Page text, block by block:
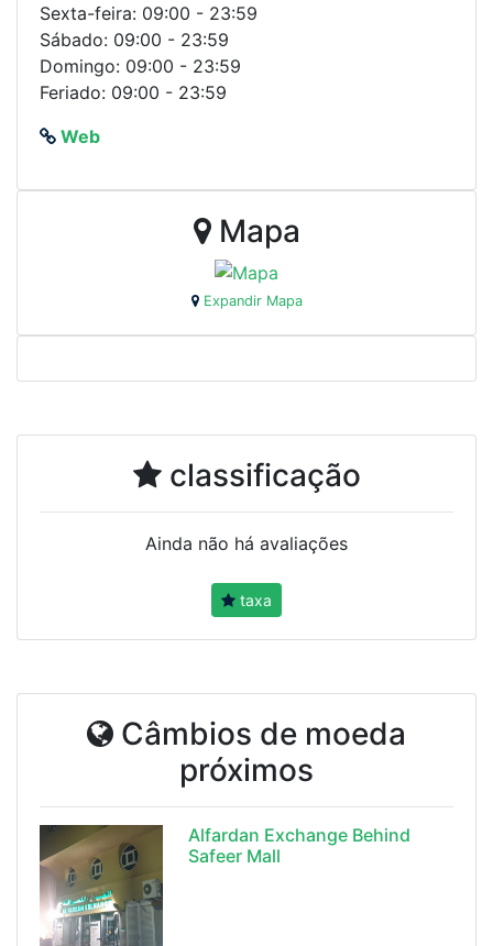
Sexta-feira: 09:00 - 23:59
Sábado: 09:00 - 23:59
Domingo: 09:00 - 23:59
Feriado: 09:00 - 23:59
Web
Mapa
Expandir Mapa
classificação
Ainda não há avaliações
taxa
Câmbios de moeda
próximos
Alfardan Exchange Behind
Safeer Mall